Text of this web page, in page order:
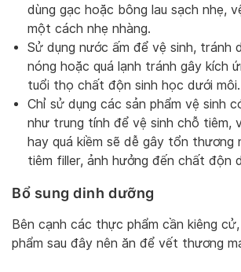
dùng gạc hoặc bông lau sạch nhẹ,
một cách nhẹ nhàng.
Sử dụng nước ấm để vệ sinh, tránh
nóng hoặc quá lạnh tránh gây kích
tuổi thọ chất độn sinh học dưới môi.
Chỉ sử dụng các sản phẩm vệ sinh
như trung tính để vệ sinh chỗ tiêm,
hay quá kiềm sẽ dễ gây tổn thương
tiêm filler, ảnh hưởng đến chất độn
Bổ sung dinh dưỡng
Bên cạnh các thực phẩm cần kiêng
phẩm sau đây nên ăn để vết thương